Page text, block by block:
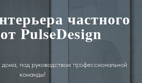
частного
PulseDesign
дома, под руководством профессиональной
команды!